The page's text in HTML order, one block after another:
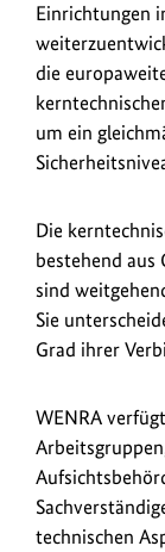
Einrichtungen
die
um ein
Die
bestehend aus
sind
Sie
Grad ihrer
WENRA
technischen